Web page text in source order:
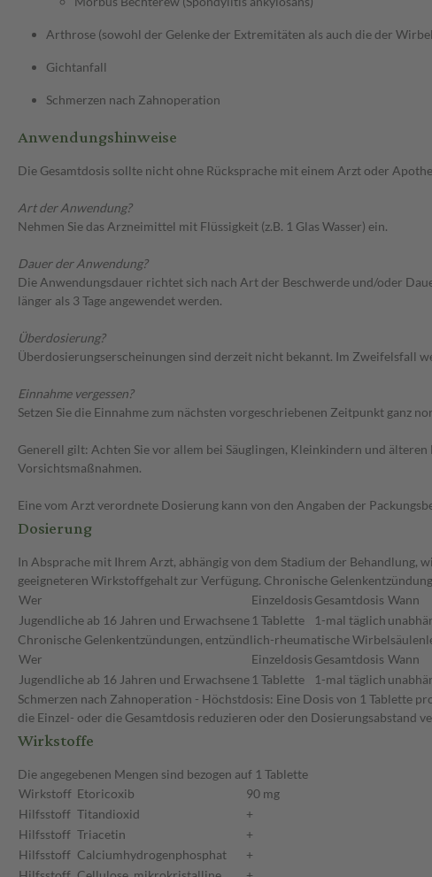
Arthrose (sowohl der Gelenke der Extremitäten als auch die der
Gichtanfall
Schmerzen nach Zahnoperation
Anwendungshinweise
Die Gesamtdosis sollte nicht ohne Rücksprache mit einem Arzt oder
Art der Anwendung?
Nehmen Sie das Arzneimittel mit Flüssigkeit (z.B. 1 Glas Wasser) ein.
Dauer der Anwendung?
Die Anwendungsdauer richtet sich nach Art der Beschwerde und/oder
länger als 3 Tage angewendet werden.
Überdosierung?
Überdosierungserscheinungen sind derzeit nicht bekannt. Im Zweifelsfall
Einnahme vergessen?
Setzen Sie die Einnahme zum nächsten vorgeschriebenen Zeitpunkt ganz
Generell gilt: Achten Sie vor allem bei Säuglingen, Kleinkindern und
Vorsichtsmaßnahmen.
Eine vom Arzt verordnete Dosierung kann von den Angaben der
Dosierung
In Absprache mit Ihrem Arzt, abhängig von dem Stadium der
geeigneteren Wirkstoffgehalt zur Verfügung. Chronische
Wer
Einzeldosis Gesamtdosis Wann
Jugendliche ab 16 Jahren und Erwachsene 1 Tablette 1-mal täglich
Chronische Gelenkentzündungen, entzündlich-rheumatische
Wer
Einzeldosis Gesamtdosis Wann
Jugendliche ab 16 Jahren und Erwachsene 1 Tablette 1-mal täglich
Schmerzen nach Zahnoperation - Höchstdosis: Eine Dosis von 1 Tablette
die Einzel- oder die Gesamtdosis reduzieren oder den
Wirkstoffe
Die angegebenen Mengen sind bezogen auf 1 Tablette
Wirkstoff Etoricoxib
90 mg
Hilfsstoff Titandioxid
+
Hilfsstoff Triacetin
+
Hilfsstoff Calciumhydrogenphosphat
+